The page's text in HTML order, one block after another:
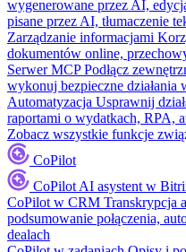
wygenerowane przez AI,
pisane przez AI, tłumaczenie
Zarządzanie informacjami
dokumentów online,
Serwer MCP Podłącz
wykonuj bezpieczne działania
Automatyzacja Usprawnij
raportami o wydatkach, RPA,
Zobacz wszystkie funkcje
CoPilot
CoPilot AI asystent w
CoPilot w CRM Transkrypcja
podsumowanie połączenia,
dealach